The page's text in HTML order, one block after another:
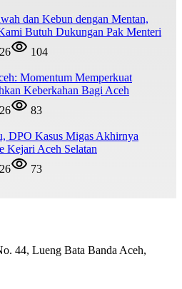
dan Kebun dengan Mentan,
Butuh Dukungan Pak Menteri
104
Momentum Memperkuat
Keberkahan Bagi Aceh
83
DPO Kasus Migas Akhirnya
Kejari Aceh Selatan
73
44, Lueng Bata Banda Aceh,